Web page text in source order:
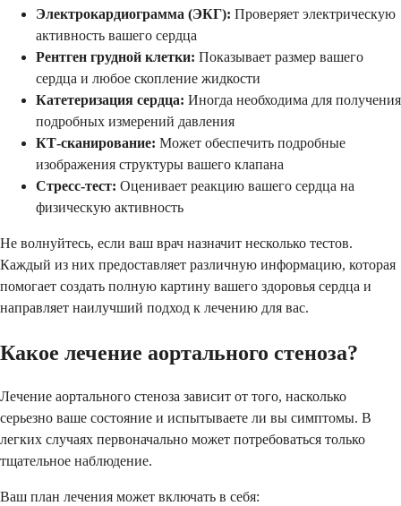
Электрокардиограмма (ЭКГ): Проверяет электрическую
активность вашего сердца
Рентген грудной клетки: Показывает размер вашего
сердца и любое скопление жидкости
Катетеризация сердца: Иногда необходима для получения
подробных измерений давления
КТ-сканирование: Может обеспечить подробные
изображения структуры вашего клапана
Стресс-тест: Оценивает реакцию вашего сердца на
физическую активность
Не волнуйтесь, если ваш врач назначит несколько тестов.
Каждый из них предоставляет различную информацию, которая
помогает создать полную картину вашего здоровья сердца и
направляет наилучший подход к лечению для вас.
Какое лечение аортального стеноза?
Лечение аортального стеноза зависит от того, насколько
серьезно ваше состояние и испытываете ли вы симптомы. В
легких случаях первоначально может потребоваться только
тщательное наблюдение.
Ваш план лечения может включать в себя: